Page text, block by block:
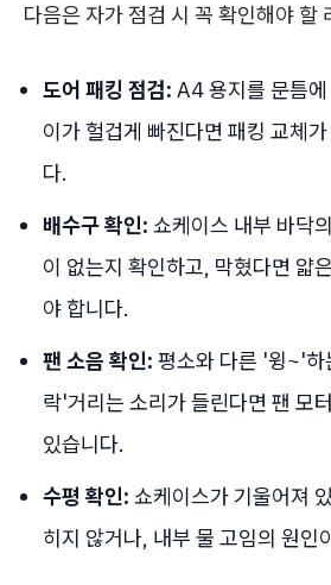
다음은 자가 점검 시 꼭 확인해야 할
도어 패킹 점검: A4 용지를 문틈
이가 헐겁게 빠진다면 패킹 교체
다.
배수구 확인: 쇼케이스 내부 바닥
이 없는지 확인하고, 막혔다면 얇
야 합니다.
팬 소음 확인: 평소와 다른 '윙~'하
락'거리는 소리가 들린다면 팬 모
있습니다.
수평 확인: 쇼케이스가 기울어져
히지 않거나, 내부 물 고임의 원인